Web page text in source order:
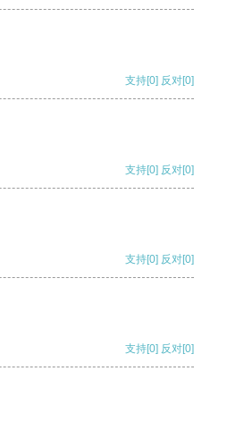
支持[0] 反对[0]
支持[0] 反对[0]
支持[0] 反对[0]
支持[0] 反对[0]